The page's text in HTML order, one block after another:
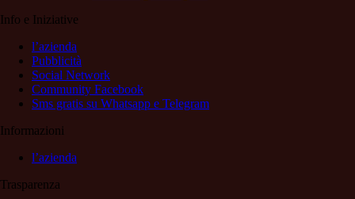
Info e Iniziative
l’azienda
Pubblicità
Social Network
Community Facebook
Sms gratis su Whatsapp e Telegram
Informazioni
l’azienda
Trasparenza